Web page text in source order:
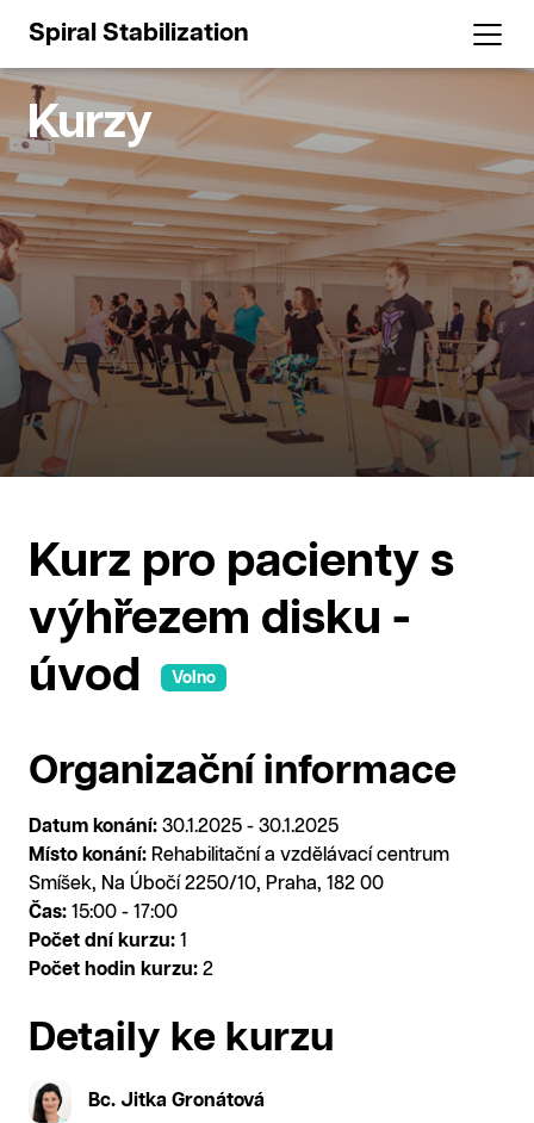
Spiral Stabilization
Kurzy
Kurz pro pacienty s
výhřezem disku -
úvod
Volno
Organizační informace
Datum konání: 30.1.2025 - 30.1.2025
Místo konání: Rehabilitační a vzdělávací centrum
Smíšek, Na Úbočí 2250/10, Praha, 182 00
Čas: 15:00 - 17:00
Počet dní kurzu: 1
Počet hodin kurzu: 2
Detaily ke kurzu
Bc. Jitka Gronátová